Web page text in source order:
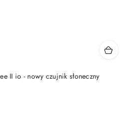
II io - nowy czujnik słoneczny